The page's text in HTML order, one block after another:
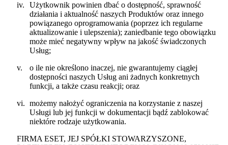
iv.
Użytkownik powinien dbać o dostępność, sprawność
działania i aktualność naszych Produktów oraz innego
powiązanego oprogramowania (poprzez ich regularne
aktualizowanie i ulepszenia); zaniedbanie tego obowiązku
może mieć negatywny wpływ na jakość świadczonych
Usług;
v.
o ile nie określono inaczej, nie gwarantujemy ciągłej
dostępności naszych Usług ani żadnych konkretnych
funkcji, a także czasu reakcji; oraz
vi. możemy nałożyć ograniczenia na korzystanie z naszej
Usługi lub jej funkcji w dokumentacji bądź zablokować
niektóre rodzaje użytkowania.
FIRMA ESET, JEJ SPÓŁKI STOWARZYSZONE,